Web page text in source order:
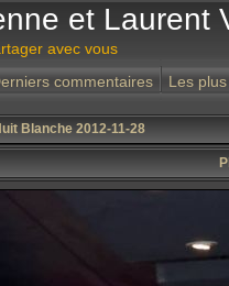
et Laurent
avec vous
commentaires Les
Blanche 2012-11-28